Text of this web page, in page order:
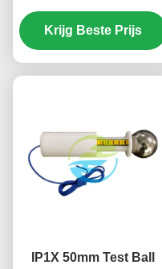
Chamber with
Programmable Control
System for IP5X & IP6X
Krijg Beste Prijs
IP1X 50mm Test Ball